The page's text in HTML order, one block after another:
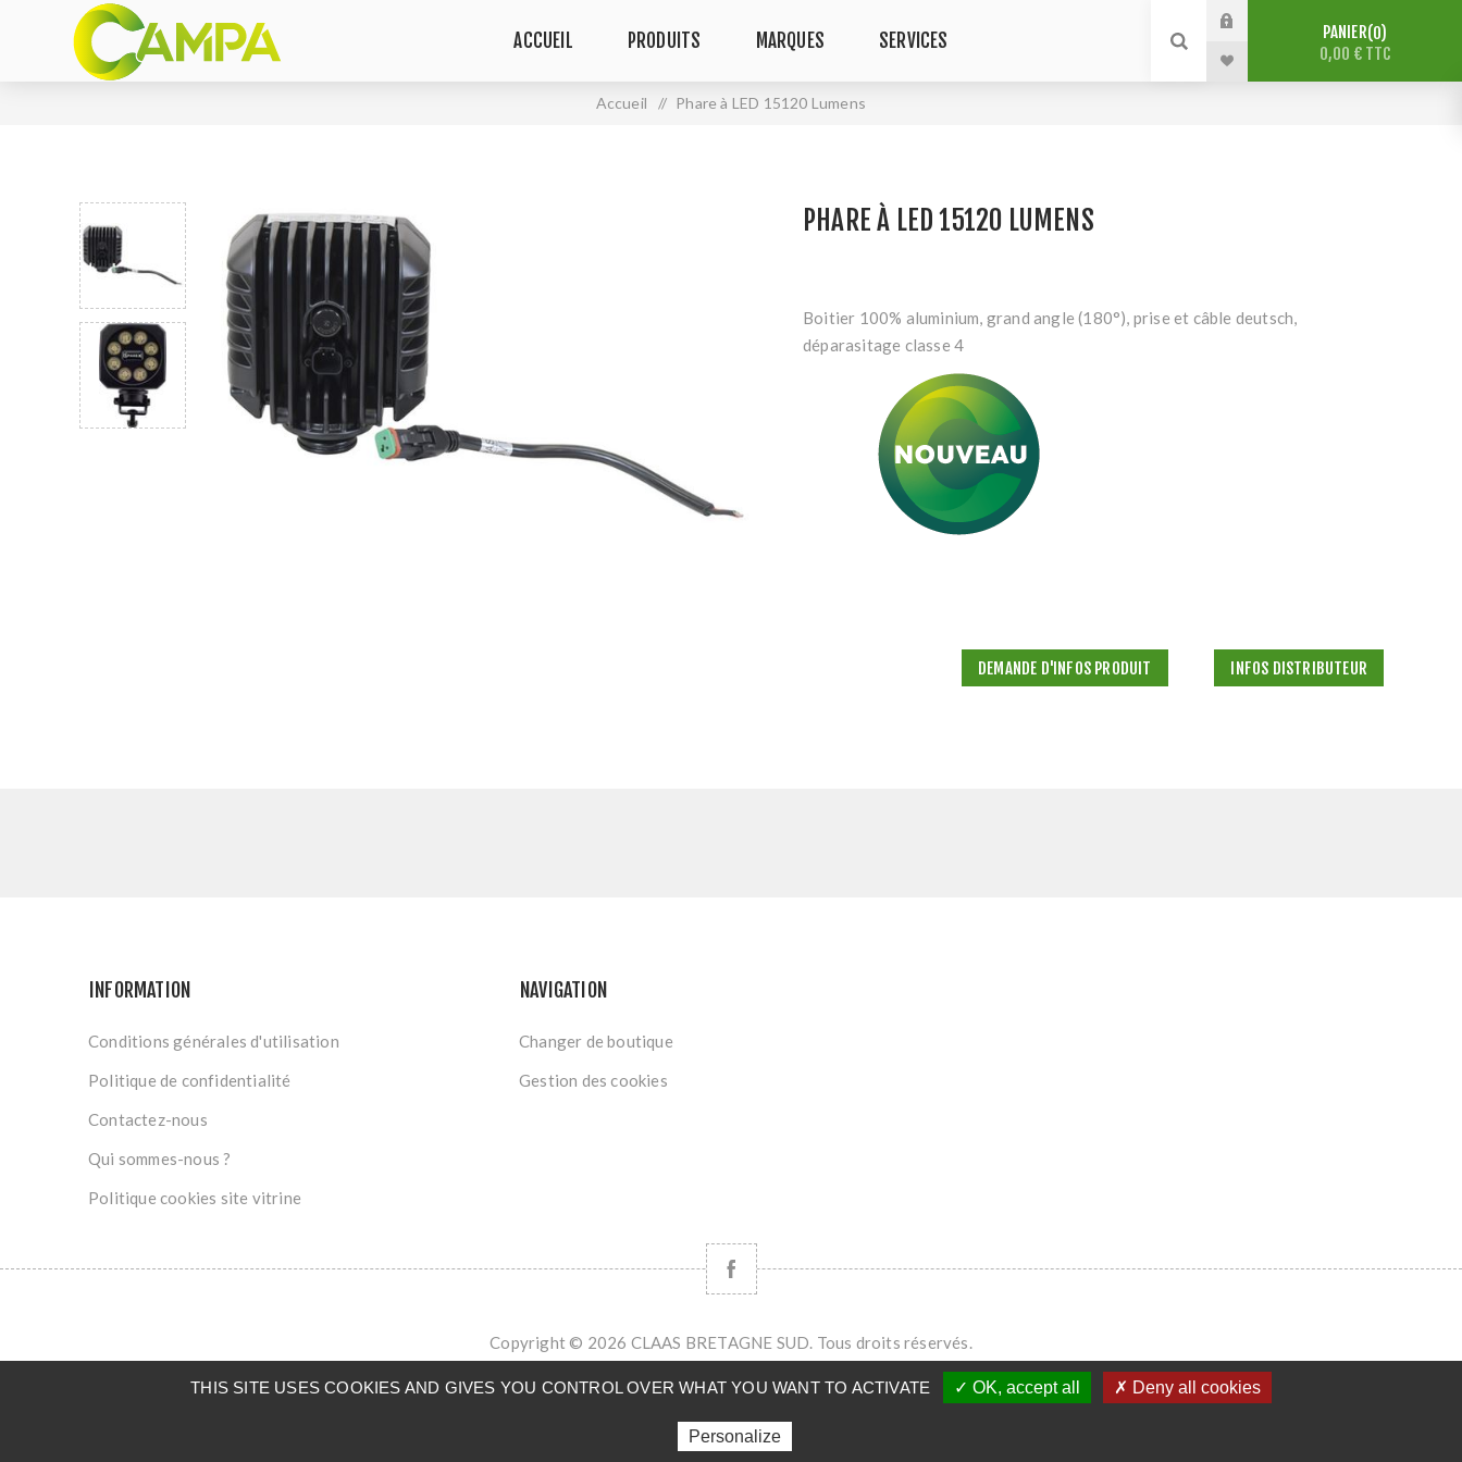
ACCUEIL PRODUITS MARQUES SERVICES PANIER 0
0,00 € TTC
Accueil / Phare à LED 15120 Lumens
PHARE À LED 15120 LUMENS
Boitier 100% aluminium, grand angle (180°), prise et câble deutsch,
déparasitage classe 4
DEMANDE D'INFOS PRODUIT INFOS DISTRIBUTEUR
INFORMATION
Conditions générales d'utilisation
Politique de confidentialité
Contactez-nous
Qui sommes-nous ?
Politique cookies site vitrine
NAVIGATION
Changer de boutique
Gestion des cookies
Copyright © 2026 CLAAS BRETAGNE SUD. Tous droits réservés.
THIS SITE USES COOKIES AND GIVES YOU CONTROL OVER WHAT YOU WANT TO ACTIVATE ✓ OK, accept all ✗ Deny all cookies
Personalize